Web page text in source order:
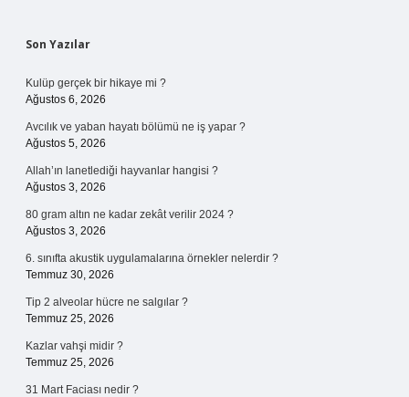
Sidebar
Son Yazılar
Kulüp gerçek bir hikaye mi ?
Ağustos 6, 2026
Avcılık ve yaban hayatı bölümü ne iş yapar ?
Ağustos 5, 2026
Allah’ın lanetlediği hayvanlar hangisi ?
Ağustos 3, 2026
80 gram altın ne kadar zekât verilir 2024 ?
Ağustos 3, 2026
6. sınıfta akustik uygulamalarına örnekler nelerdir ?
Temmuz 30, 2026
Tip 2 alveolar hücre ne salgılar ?
Temmuz 25, 2026
Kazlar vahşi midir ?
Temmuz 25, 2026
31 Mart Faciası nedir ?